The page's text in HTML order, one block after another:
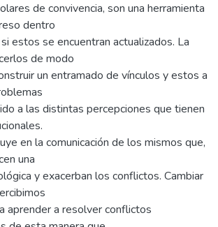
de convivencia, son una herramienta
dentro
estos se encuentran actualizados. La
de modo
un entramado de vínculos y estos a
a las distintas percepciones que tienen
en la comunicación de los mismos que,
una
y exacerban los conflictos. Cambiar
aprender a resolver conflictos